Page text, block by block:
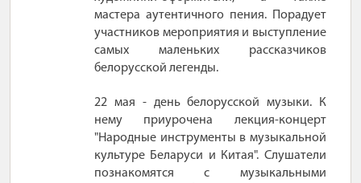
мастера аутентичного пения. Порадует
участников мероприятия и выступление
самых маленьких рассказчиков
белорусской легенды.
22 мая - день белорусской музыки. К
нему приурочена лекция-концерт
"Народные инструменты в музыкальной
культуре Беларуси и Китая". Слушатели
познакомятся с музыкальными